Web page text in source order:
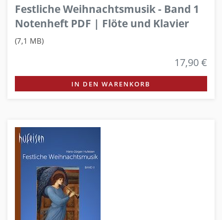
Festliche Weihnachtsmusik - Band 1
Notenheft PDF | Flöte und Klavier
(7,1 MB)
17,90 €
IN DEN WARENKORB